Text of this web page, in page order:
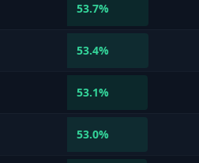
53.7%
53.4%
53.1%
53.0%